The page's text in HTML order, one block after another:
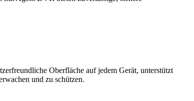
Oberfläche auf jedem Gerät, unterstützt
und zu schützen.